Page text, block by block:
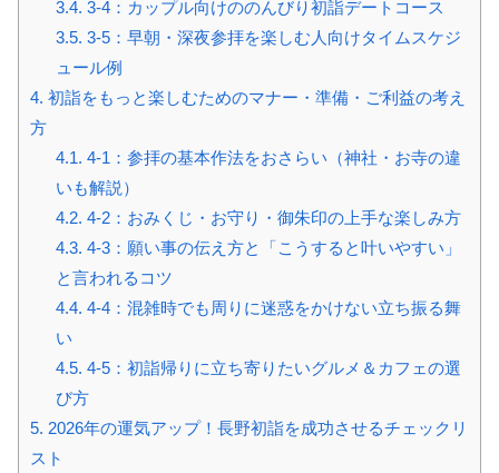
3.4. 3-4：カップル向けののんびり初詣デートコース
3.5. 3-5：早朝・深夜参拝を楽しむ人向けタイムスケジ
ュール例
4. 初詣をもっと楽しむためのマナー・準備・ご利益の考え
方
4.1. 4-1：参拝の基本作法をおさらい（神社・お寺の違
いも解説）
4.2. 4-2：おみくじ・お守り・御朱印の上手な楽しみ方
4.3. 4-3：願い事の伝え方と「こうすると叶いやすい」
と言われるコツ
4.4. 4-4：混雑時でも周りに迷惑をかけない立ち振る舞
い
4.5. 4-5：初詣帰りに立ち寄りたいグルメ＆カフェの選
び方
5. 2026年の運気アップ！長野初詣を成功させるチェックリ
スト